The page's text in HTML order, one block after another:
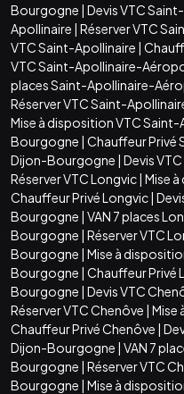
Bourgogne | Devis VTC
Apollinaire | Réserver VTC
VTC Saint-Apollinaire |
VTC Saint-Apollinaire-
places Saint-Apollinaire-
Réserver VTC Saint-
Mise à disposition VTC
Bourgogne | Chauffeur
Dijon-Bourgogne | Devis
Réserver VTC Longvic| Mise
Chauffeur Privé Longvic|
Bourgogne | VAN 7 places
Bourgogne | Réserver VTC
Bourgogne | Mise à
Bourgogne | Chauffeur Privé
Bourgogne | Devis VTC
Réserver VTC Chenôve | Mise
Chauffeur Privé Chenôve |
Dijon-Bourgogne | VAN 7
Bourgogne | Réserver VTC
Bourgogne | Mise à